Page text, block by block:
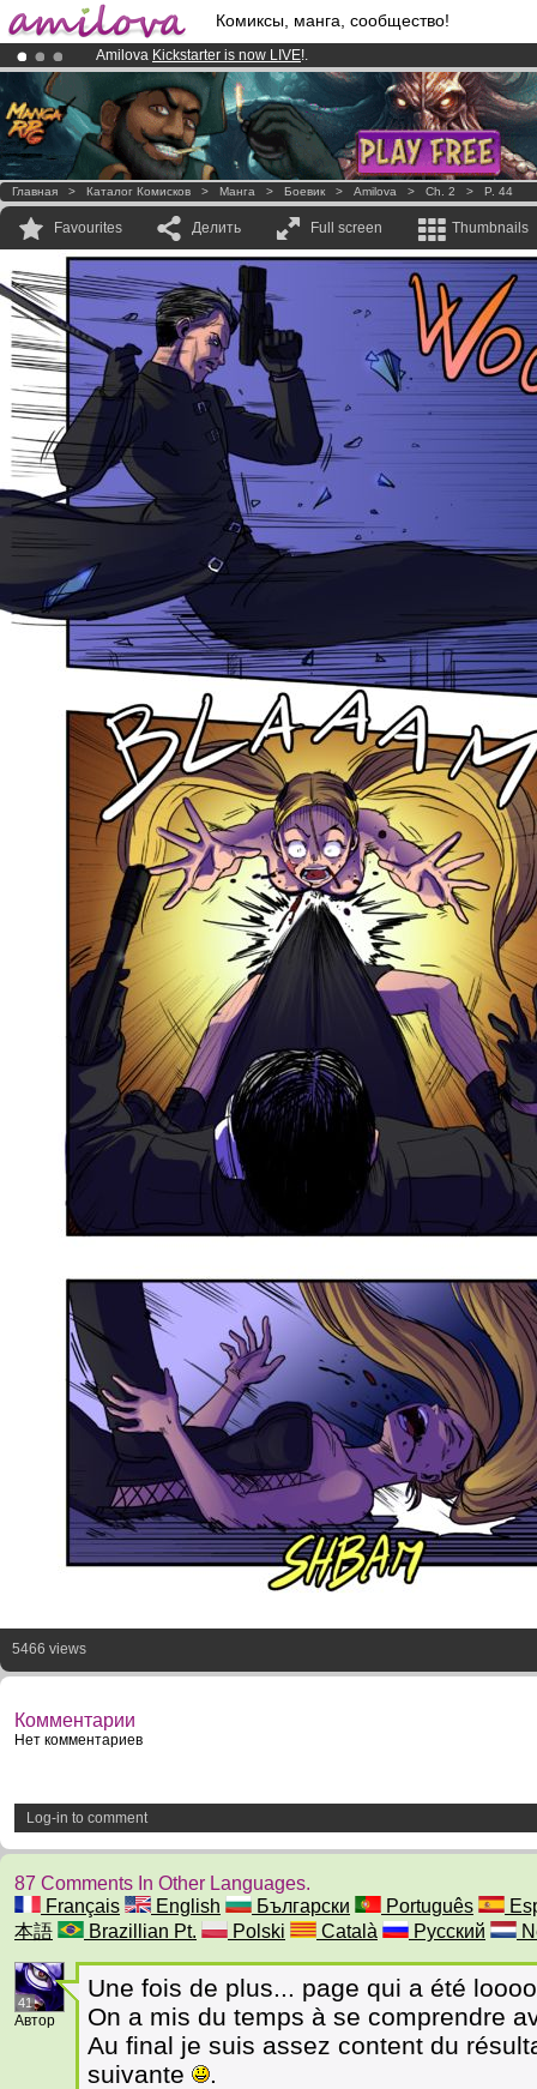
Комиксы, манга, сообщество!
Amilova Kickstarter is now LIVE!.
Already 100000membersand 1000comics & mangas!.
Premium membership from3.95 euros per month !Get membership
Главная > Каталог Комисков > Манга > Боевик > Amilova > Ch. 2 > P. 44
Favourites Делить Full screen Thumbnails
5466 views
Комментарии
Нет комментариев
Log-in to comment
87 Comments In Other Languages.
Français
English Български Português
本語
Brazillian Pt. Polski Català Русский
41
Автор
Une fois de plus... page qui a été
On a mis du temps à se comprendre
Au final je suis assez content du
suivante
.